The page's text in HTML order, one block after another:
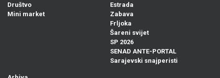
Društvo
Mini market
Estrada
Zabava
Frljoka
Šareni svijet
SP 2026
SENAD ANTE-PORTAL
Sarajevski snajperisti